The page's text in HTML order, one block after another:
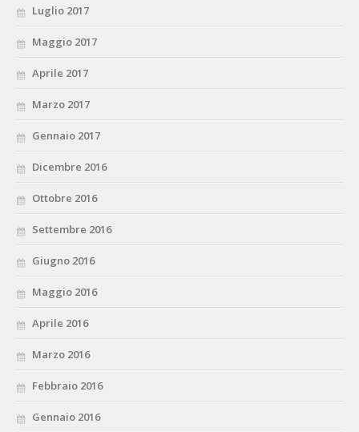
Luglio 2017
Maggio 2017
Aprile 2017
Marzo 2017
Gennaio 2017
Dicembre 2016
Ottobre 2016
Settembre 2016
Giugno 2016
Maggio 2016
Aprile 2016
Marzo 2016
Febbraio 2016
Gennaio 2016